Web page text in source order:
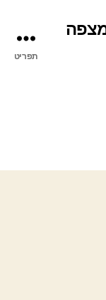
תפריט